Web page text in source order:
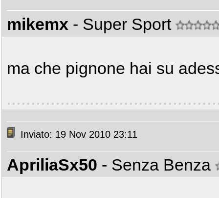
mikemx - Super Sport
ma che pignone hai su
Inviato: 19 Nov 2010 23:11
ApriliaSx50 - Senza Benza